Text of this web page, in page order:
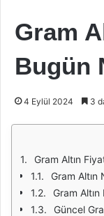
Gram
Bugün
4 Eylül 2024 3
Gram Altın
Gram Altın
Gram
Güncel